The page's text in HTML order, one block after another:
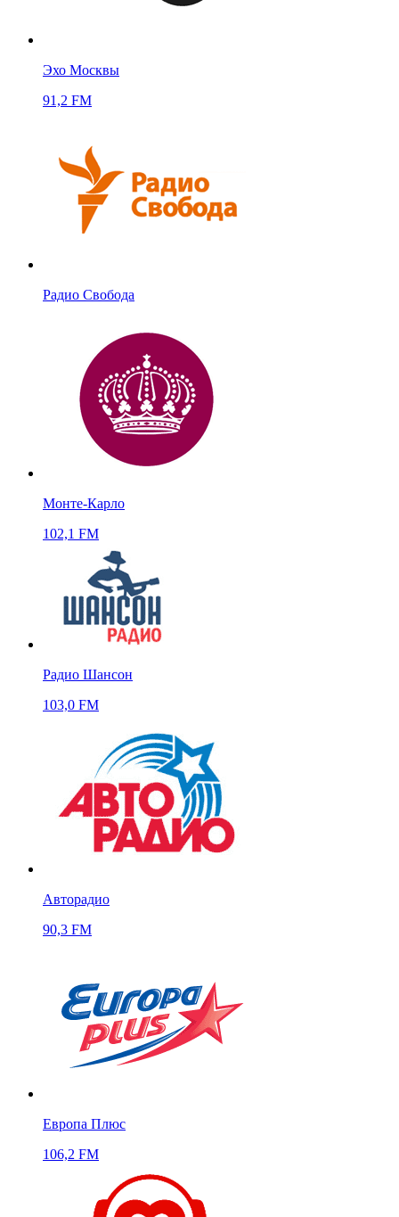
Эхо Москвы
91,2 FM
Радио Свобода
Монте-Карло
102,1 FM
Радио Шансон
103,0 FM
Авторадио
90,3 FM
Европа Плюс
106,2 FM